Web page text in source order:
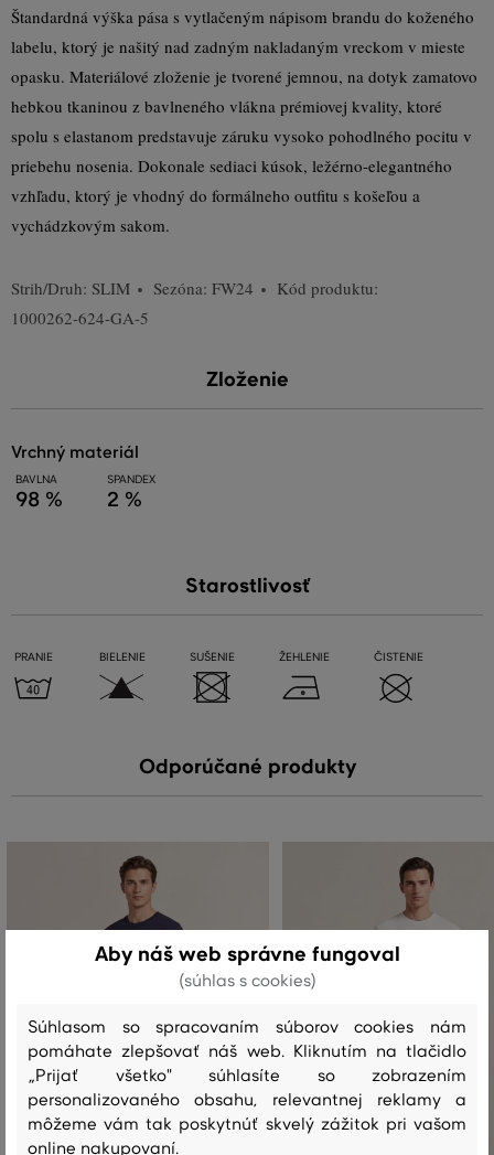
Štandardná výška pása s vytlačeným nápisom brandu do koženého
labelu, ktorý je našitý nad zadným nakladaným vreckom v mieste
opasku. Materiálové zloženie je tvorené jemnou, na dotyk zamatovo
hebkou tkaninou z bavlneného vlákna prémiovej kvality, ktoré
spolu s elastanom predstavuje záruku vysoko pohodlného pocitu v
priebehu nosenia. Dokonale sediaci kúsok, ležérno-elegantného
vzhľadu, ktorý je vhodný do formálneho outfitu s košeľou a
vychádzkovým sakom.
Strih/Druh: SLIM Sezóna: FW24
Kód produktu:
1000262-624-GA-5
Zloženie
vrchný materiál
BAVLNA
98 %
SPANDEX
2 %
Starostlivosť
PRANIE BIELENIE SUŠENIE ŽEHLENIE ČISTENIE
Odporúčané produkty
Aby náš web správne fungoval
(súhlas s cookies)
Súhlasom so spracovaním súborov cookies nám
pomáhate zlepšovať náš web. Kliknutím na tlačidlo
„Prijať všetko" súhlasíte so zobrazením
personalizovaného obsahu, relevantnej reklamy a
môžeme vám tak poskytnúť skvelý zážitok pri vašom
online nakupovaní.